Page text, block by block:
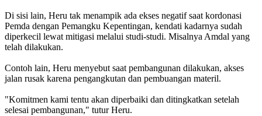
Di sisi lain, Heru tak menampik ada ekses negatif saat kordonasi
Pemda dengan Pemangku Kepentingan, kendati kadarnya sudah
diperkecil lewat mitigasi melalui studi-studi. Misalnya Amdal yang
telah dilakukan.
Contoh lain, Heru menyebut saat pembangunan dilakukan, akses
jalan rusak karena pengangkutan dan pembuangan materil.
"Komitmen kami tentu akan diperbaiki dan ditingkatkan setelah
selesai pembangunan," tutur Heru.